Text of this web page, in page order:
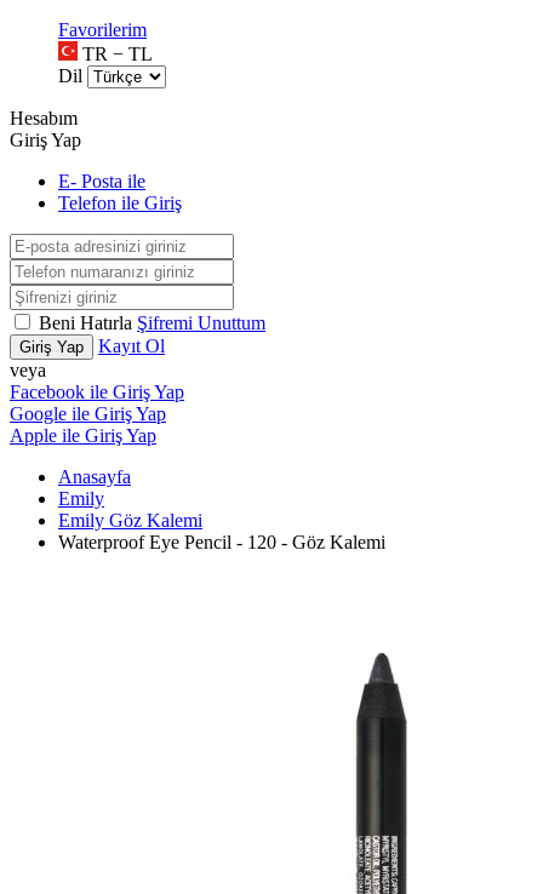
Favorilerim
TR − TL
Dil
Hesabım
Giriş Yap
E- Posta ile
Telefon ile Giriş
Beni Hatırla Şifremi Unuttum
Giriş Yap
Kayıt Ol
veya
Facebook ile Giriş Yap
Google ile Giriş Yap
Apple ile Giriş Yap
Anasayfa
Emily
Emily Göz Kalemi
Waterproof Eye Pencil - 120 - Göz Kalemi